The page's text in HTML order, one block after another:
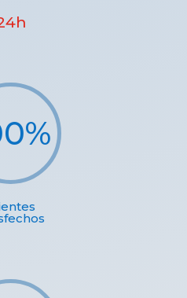
%